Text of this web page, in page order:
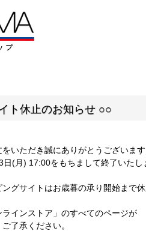
ト休止のお知らせ ○○
いただき誠にありがとうございます
(月) 17:00をもちまして終了いたし
グサイトはお歳暮の承り開始まで
インストア」のすべてのページが
了承ください。